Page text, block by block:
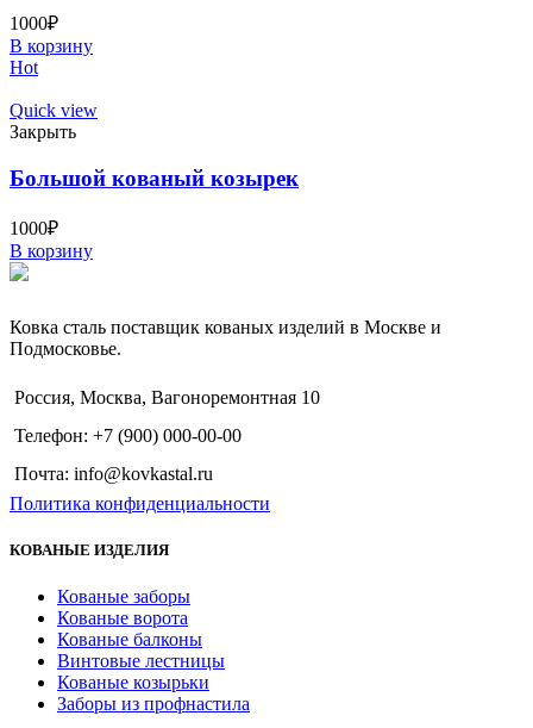
1000₽
В корзину
Hot
Quick view
Закрыть
Большой кованый козырек
1000₽
В корзину
Ковка сталь поставщик кованых изделий в Москве и
Подмосковье.
Россия, Москва, Вагоноремонтная 10
Телефон: +7 (900) 000-00-00
Почта: info@kovkastal.ru
Политика конфиденциальности
КОВАНЫЕ ИЗДЕЛИЯ
Кованые заборы
Кованые ворота
Кованые балконы
Винтовые лестницы
Кованые козырьки
Заборы из профнастила